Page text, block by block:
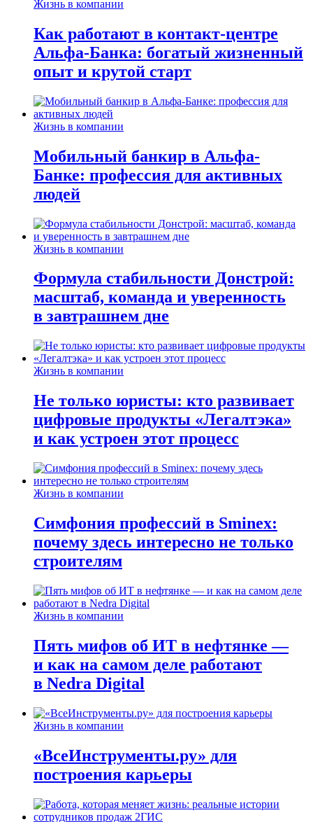
Жизнь в компании
Как работают в контакт-центре
Альфа-Банка: богатый жизненный
опыт и крутой старт
Жизнь в компании
Мобильный банкир в Альфа-
Банке: профессия для активных
людей
Жизнь в компании
Формула стабильности Донстрой:
масштаб, команда и уверенность
в завтрашнем дне
Жизнь в компании
Не только юристы: кто развивает
цифровые продукты «Легалтэка»
и как устроен этот процесс
Жизнь в компании
Симфония профессий в Sminex:
почему здесь интересно не только
строителям
Жизнь в компании
Пять мифов об ИТ в нефтянке —
и как на самом деле работают
в Nedra Digital
Жизнь в компании
«ВсеИнструменты.ру» для
построения карьеры